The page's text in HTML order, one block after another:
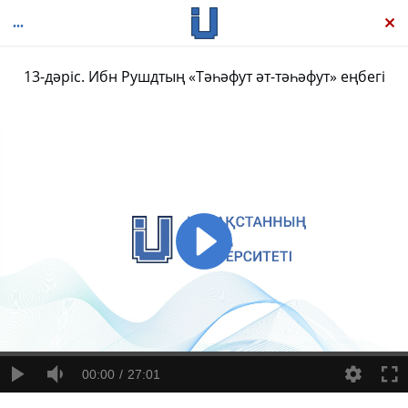
13-дәріс. Ибн Рушдтың «Тәһәфут әт-тәһәфут» еңбегі
00:00 27:01